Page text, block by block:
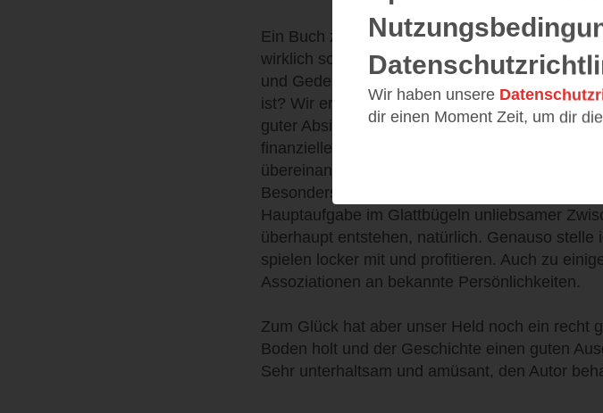
Ein Buch zum Lachen, aber trotzdem auch
wirklich so? Werden aus unseren
und Gedenkvereine ausgeschüttet, deren
ist? Wir ersticken an Gedenkstunden,
guter Absicht initiiert, aber irgendwann nur
finanziellen Gründen. Und vermutlich liegen
übereinander nicht so weit weg von dem, was
Besonders gut hat mir die Figur von Frau Dr.
Hauptaufgabe im Glattbügeln unliebsamer
überhaupt entstehen, natürlich. Genauso
spielen locker mit und profitieren. Auch zu
Assoziationen an bekannte Persönlichkeiten.
Zum Glück hat aber unser Held noch ein recht
Boden holt und der Geschichte einen guten
Sehr unterhaltsam und amüsant, den Autor
Wir haben unsere
dir einen Moment Zeit, um dir